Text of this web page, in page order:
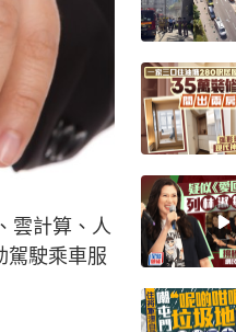
雲計算、人
駕駛乘車服